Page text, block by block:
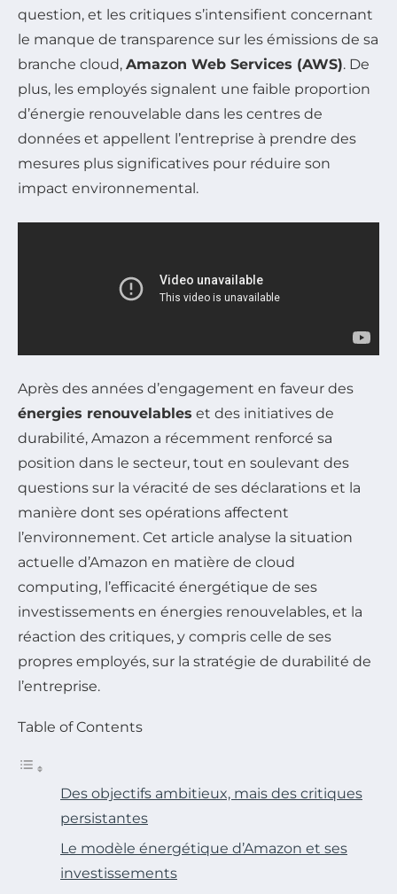
question, et les critiques s’intensifient concernant
le manque de transparence sur les émissions de sa
branche cloud, Amazon Web Services (AWS). De
plus, les employés signalent une faible proportion
d’énergie renouvelable dans les centres de
données et appellent l’entreprise à prendre des
mesures plus significatives pour réduire son
impact environnemental.
Après des années d’engagement en faveur des
énergies renouvelables et des initiatives de
durabilité, Amazon a récemment renforcé sa
position dans le secteur, tout en soulevant des
questions sur la véracité de ses déclarations et la
manière dont ses opérations affectent
l’environnement. Cet article analyse la situation
actuelle d’Amazon en matière de cloud
computing, l’efficacité énergétique de ses
investissements en énergies renouvelables, et la
réaction des critiques, y compris celle de ses
propres employés, sur la stratégie de durabilité de
l’entreprise.
Table of Contents
Des objectifs ambitieux, mais des critiques
persistantes
Le modèle énergétique d’Amazon et ses
investissements